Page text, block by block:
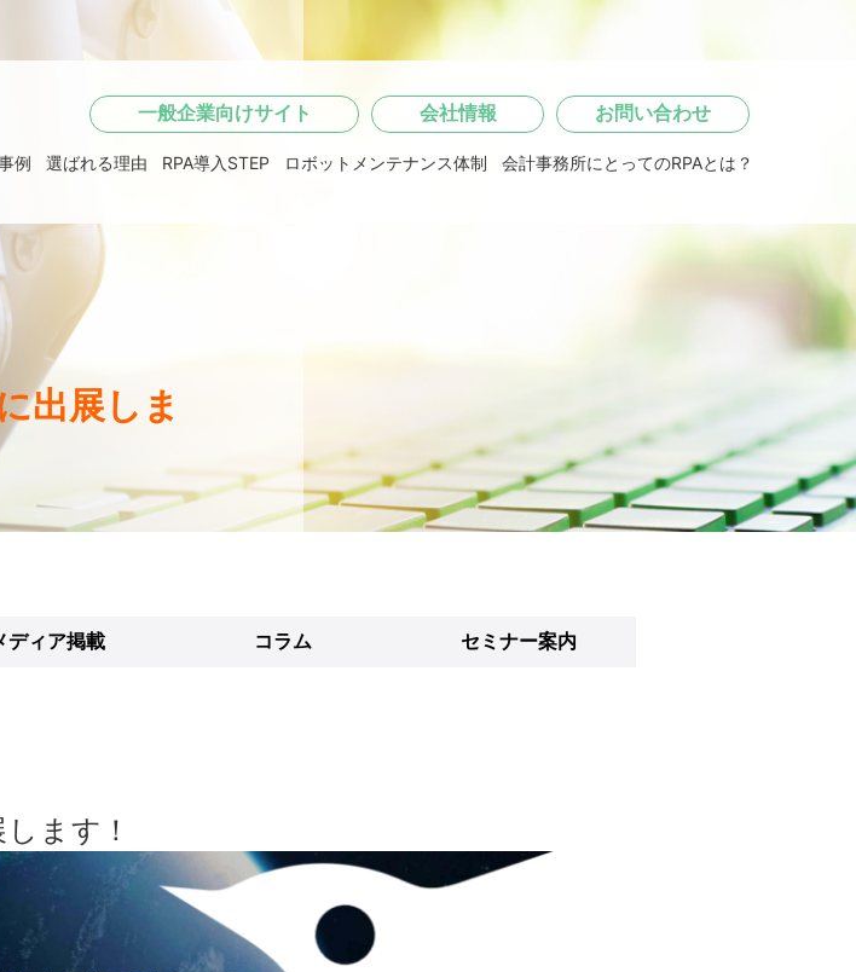
一般企業向けサイト 会社情報 お問い合わせ
例 選ばれる理由 RPA導入STEP ロボットメンテナンス体制 会計事務所にとってのRPAとは？
出展しま
ディア掲載 コラム セミナー案内
ます！